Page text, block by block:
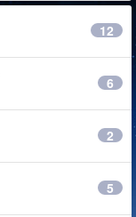
12
6
2
5